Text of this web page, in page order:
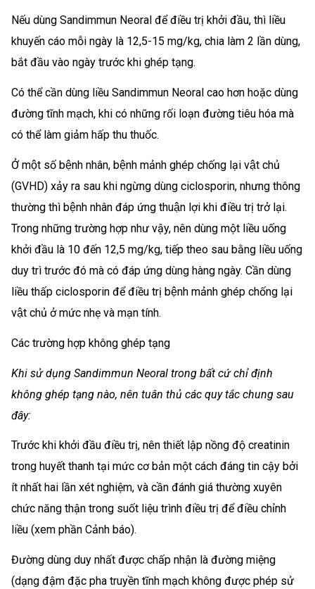
Nếu dùng Sandimmun Neoral để điều trị khởi đầu, thì liều
khuyến cáo mỗi ngày là 12,5-15 mg/kg, chia làm 2 lần dùng,
bắt đầu vào ngày trước khi ghép tạng.
Có thể cần dùng liều Sandimmun Neoral cao hơn hoặc dùng
đường tĩnh mạch, khi có những rối loạn đường tiêu hóa mà
có thể làm giảm hấp thu thuốc.
Ở một số bệnh nhân, bệnh mảnh ghép chống lại vật chủ
(GVHD) xảy ra sau khi ngừng dùng ciclosporin, nhưng thông
thường thì bệnh nhân đáp ứng thuận lợi khi điều trị trở lại.
Trong những trường hợp như vậy, nên dùng một liều uống
khởi đầu là 10 đến 12,5 mg/kg, tiếp theo sau bằng liều uống
duy trì trước đó mà có đáp ứng dùng hàng ngày. Cần dùng
liều thấp ciclosporin để điều trị bệnh mảnh ghép chống lại
vật chủ ở mức nhẹ và mạn tính.
Các trường hợp không ghép tạng
Khi sử dụng Sandimmun Neoral trong bất cứ chỉ định
không ghép tạng nào, nên tuân thủ các quy tắc chung sau
đây:
Trước khi khởi đầu điều trị, nên thiết lập nồng độ creatinin
trong huyết thanh tại mức cơ bản một cách đáng tin cậy bởi
ít nhất hai lần xét nghiệm, và cần đánh giá thường xuyên
chức năng thận trong suốt liệu trình điều trị để điều chỉnh
liều (xem phần Cảnh báo).
Đường dùng duy nhất được chấp nhận là đường miệng
(dạng đậm đặc pha truyền tĩnh mạch không được phép sử